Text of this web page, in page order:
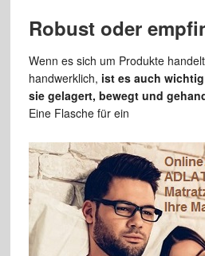
Robust oder
Wenn es sich um Produkte
handwerklich, ist es auch
sie gelagert, bewegt und
Eine Flasche für ein